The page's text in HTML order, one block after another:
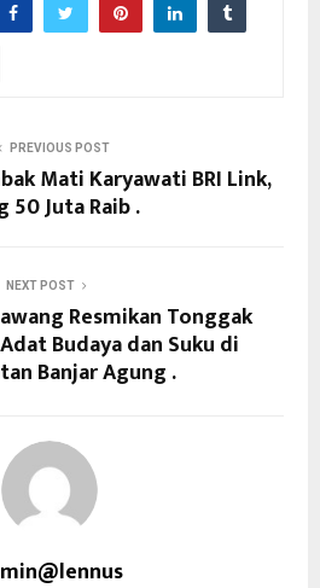
PREVIOUS POST
Mati Karyawati BRI Link,
50 Juta Raib .
NEXT POST
Resmikan Tonggak
Budaya dan Suku di
Banjar Agung .